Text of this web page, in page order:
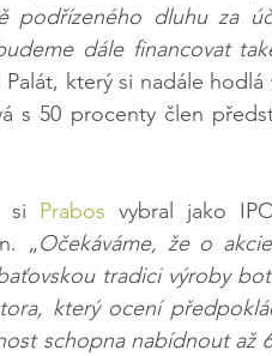
dluhu za
dále financovat
Palát, který si nadále
s 50 procenty člen
si Prabos vybral jako
„Očekáváme, že o
tradici výroby
který ocení
schopna nabídnout až